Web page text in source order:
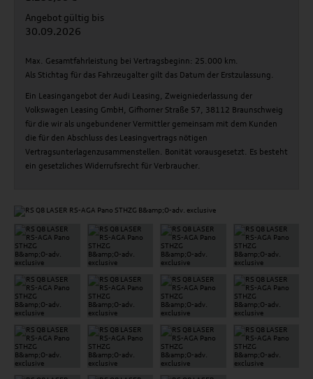
Angebot gültig bis
30.09.2026
Max. Gesamtfahrleistung bei Vertragsbeginn: 25.000 km.
Als Stichtag für das Fahrzeugalter gilt das Datum der Erstzulassung.
Ein Leasingangebot der Audi Leasing, Zweigniederlassung der
Volkswagen Leasing GmbH, Gifhorner Straße 57, 38112 Braunschweig
für die wir als ungebundener Vermittler gemeinsam mit dem Kunden
die für den Abschluss des Leasingvertrags nötigen
Vertragsunterlagenzusammenstellen. Bonität vorausgesetzt. Es besteht
ein gesetzliches Widerrufsrecht für Verbraucher.